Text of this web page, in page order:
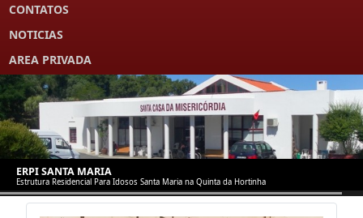
CONTATOS
NOTICIAS
AREA PRIVADA
ERPI SANTA MARIA
Estrutura Residencial Para Idosos Santa Maria na Quinta da Hortinha